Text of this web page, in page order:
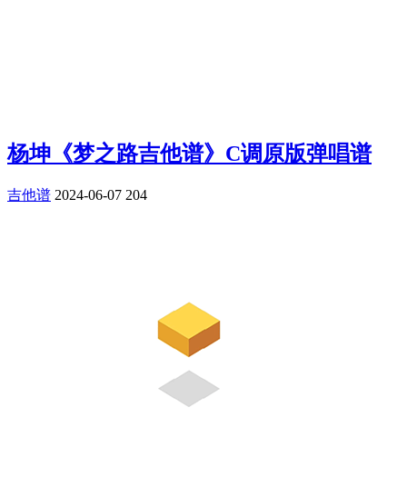
杨坤《梦之路吉他谱》C调原版弹唱谱
吉他谱 2024-06-07 204